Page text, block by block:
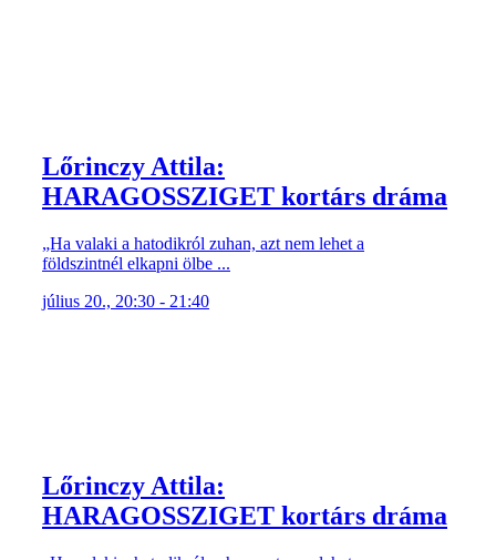
Lőrinczy Attila:
HARAGOSSZIGET kortárs dráma
„Ha valaki a hatodikról zuhan, azt nem lehet a
földszintnél elkapni ölbe ...
július 20., 20:30 - 21:40
Lőrinczy Attila:
HARAGOSSZIGET kortárs dráma